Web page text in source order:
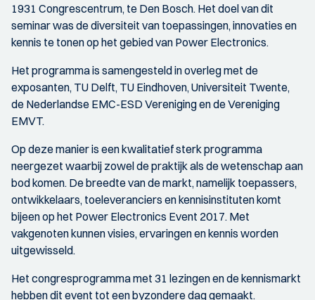
1931 Congrescentrum, te Den Bosch. Het doel van dit
seminar was de diversiteit van toepassingen, innovaties en
kennis te tonen op het gebied van Power Electronics.
Het programma is samengesteld in overleg met de
exposanten, TU Delft, TU Eindhoven, Universiteit Twente,
de Nederlandse EMC-ESD Vereniging en de Vereniging
EMVT.
Op deze manier is een kwalitatief sterk programma
neergezet waarbij zowel de praktijk als de wetenschap aan
bod komen. De breedte van de markt, namelijk toepassers,
ontwikkelaars, toeleveranciers en kennisinstituten komt
bijeen op het Power Electronics Event 2017. Met
vakgenoten kunnen visies, ervaringen en kennis worden
uitgewisseld.
Het congresprogramma met 31 lezingen en de kennismarkt
hebben dit event tot een byzondere dag gemaakt.